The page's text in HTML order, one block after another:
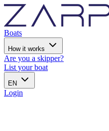
Boats
How it works
Are you a skipper?
List your boat
EN
Login